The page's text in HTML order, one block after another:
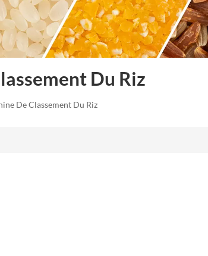
Du Riz
De Classement Du Riz